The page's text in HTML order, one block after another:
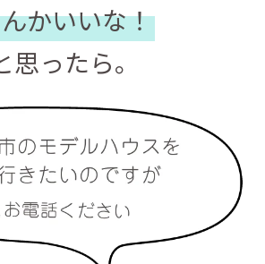
かいいな！
思ったら。